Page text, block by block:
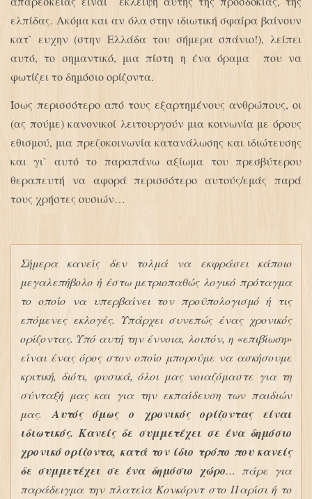
ελπίδας. Ακόμα και αν όλα στην ιδιωτική σφαίρα βαίνουν
κατ` ευχην (στην Ελλάδα του σήμερα σπάνιο!), λείπει
αυτό, το σημαντικό, μια πίστη η ένα όραμα που να
φωτίζει το δημόσιο ορίζοντα.
Ίσως περισσότερο από τους εξαρτημένους ανθρώπους, οι
(ας πούμε) κανονικοί λειτουργούν μια κοινωνία με όρους
εθισμού, μια πρεζοκοινωνία κατανάλωσης και ιδιώτευσης
και γι` αυτό το παραπάνω αξίωμα του πρεσβύτερου
θεραπευτή να αφορά περισσότερο αυτούς/εμάς παρά
τους χρήστες ουσιών…
Σήμερα κανείς δεν τολμά να εκφράσει κάποιο
μεγαλεπήβολο ή έστω μετριοπαθώς λογικό πρόταγμα
το οποίο να υπερβαίνει τον προϋπολογισμό ή τις
επόμενες εκλογές. Υπάρχει συνεπώς ένας χρονικός
ορίζοντας. Υπό αυτή την έννοια, λοιπόν, η «επιβίωση»
είναι ένας όρος στον οποίο μπορούμε να ασκήσουμε
κριτική, διότι, φυσικά, όλοι μας νοιαζόμαστε για τη
σύνταξή μας και για την εκπαίδευση των παιδιών
μας.Αυτός όμως ο χρονικός ορίζοντας είναι
ιδιωτικός. Κανείς δε συμμετέχει σε ένα δημόσιο
χρονικό ορίζοντα, κατά τον ίδιο τρόπο που κανείς
δε συμμετέχει σε ένα δημόσιο χώρο… πάρε για
παράδειγμα την πλατεία Κονκόρντ στο Παρίσι ή το